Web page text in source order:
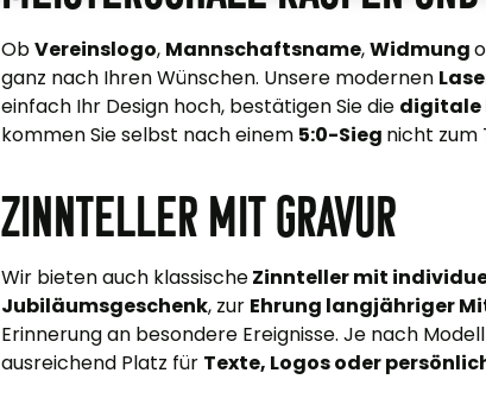
ObVereinslogo, Mannschaftsname,Widmung
ganz nach Ihren Wünschen. Unsere modernen
einfach Ihr Design hoch, bestätigen Sie die digitale
kommen Sie selbst nach einem 5:0-Sieg nicht zum
Zinnteller mit Gravur
Wir bieten auch klassischeZinnteller mit
Jubiläumsgeschenk, zur Ehrung langjähriger
Erinnerung an besondere Ereignisse. Je nach
ausreichend Platz für Texte, Logos oder